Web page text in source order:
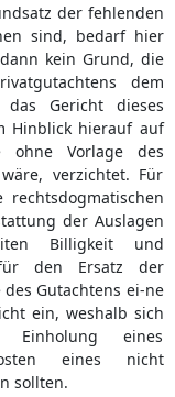
der fehlenden
sind, bedarf hier
kein Grund, die
dem
Gericht dieses
Hinblick hierauf auf
ohne Vorlage des
verzichtet. Für
rechtsdogmatischen
der Auslagen
Billigkeit und
für den Ersatz der
Gutachtens ei-ne
ein, weshalb sich
eines
eines nicht
sollten.